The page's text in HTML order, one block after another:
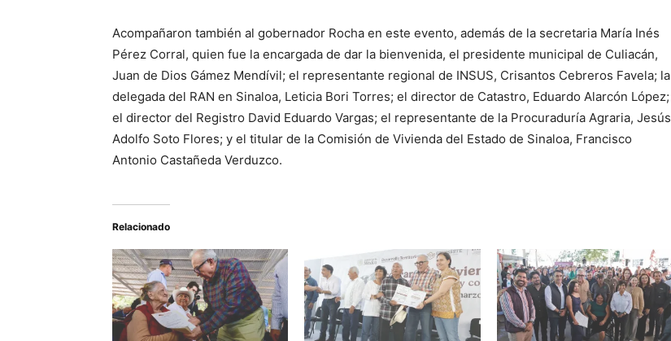
Acompañaron también al gobernador Rocha en este evento, además de la secretaria María Inés
Pérez Corral, quien fue la encargada de dar la bienvenida, el presidente municipal de Culiacán,
Juan de Dios Gámez Mendívil; el representante regional de INSUS, Crisantos Cebreros Favela; la
delegada del RAN en Sinaloa, Leticia Bori Torres; el director de Catastro, Eduardo Alarcón López;
el director del Registro David Eduardo Vargas; el representante de la Procuraduría Agraria, Jesús
Adolfo Soto Flores; y el titular de la Comisión de Vivienda del Estado de Sinaloa, Francisco
Antonio Castañeda Verduzco.
Relacionado